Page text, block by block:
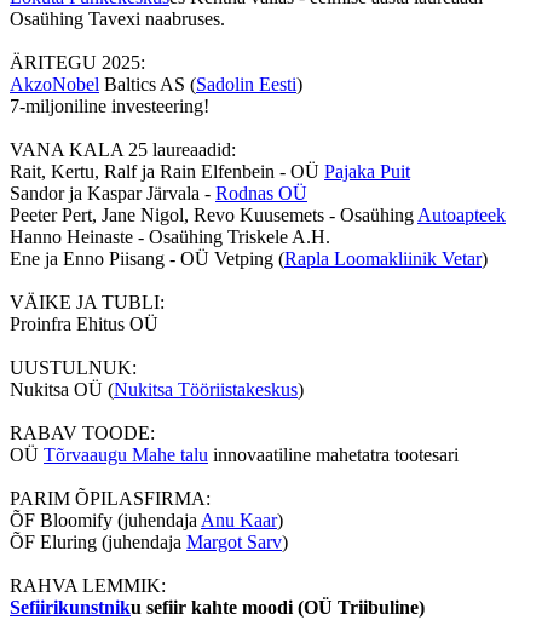
Osaühing Tavexi naabruses.
ÄRITEGU 2025:
AkzoNobel Baltics AS (Sadolin Eesti)
7-miljoniline investeering!
VANA KALA 25 laureaadid:
Rait, Kertu, Ralf ja Rain Elfenbein - OÜ Pajaka Puit
Sandor ja Kaspar Järvala - Rodnas OÜ
Peeter Pert, Jane Nigol, Revo Kuusemets - Osaühing Autoapteek
Hanno Heinaste - Osaühing Triskele A.H.
Ene ja Enno Piisang - OÜ Vetping (Rapla Loomakliinik Vetar)
VÄIKE JA TUBLI:
Proinfra Ehitus OÜ
UUSTULNUK:
Nukitsa OÜ (Nukitsa Tööriistakeskus)
RABAV TOODE:
OÜ Tõrvaaugu Mahe talu innovaatiline mahetatra tootesari
PARIM ÕPILASFIRMA:
ÕF Bloomify (juhendaja Anu Kaar)
ÕF Eluring (juhendaja Margot Sarv)
RAHVA LEMMIK:
Sefiirikunstniku sefiir kahte moodi (OÜ Triibuline)